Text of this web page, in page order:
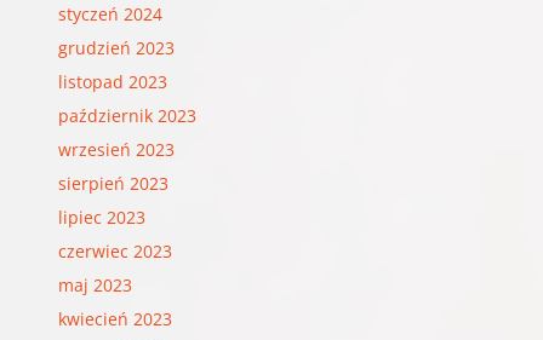
styczeń 2024
grudzień 2023
listopad 2023
październik 2023
wrzesień 2023
sierpień 2023
lipiec 2023
czerwiec 2023
maj 2023
kwiecień 2023